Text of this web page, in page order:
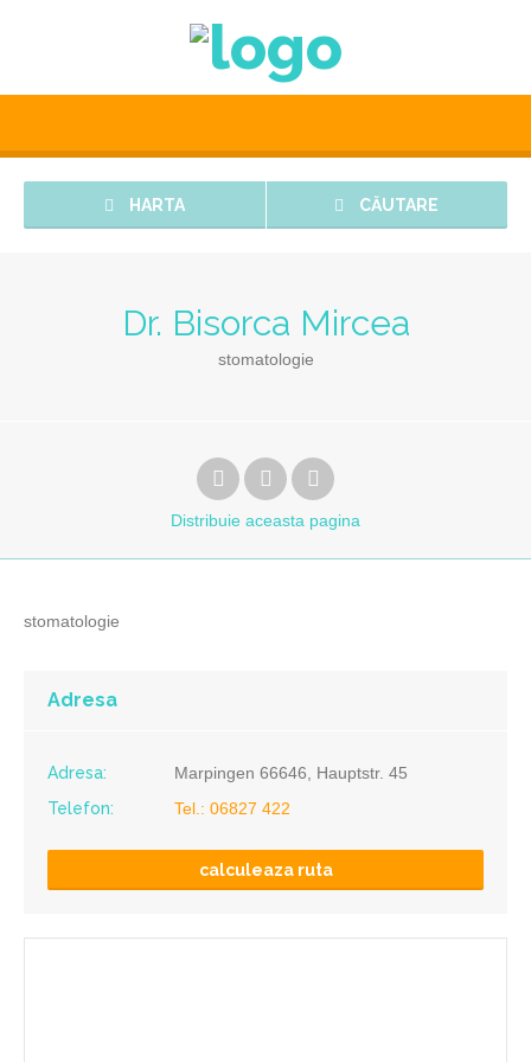
HARTA CĂUTARE
Dr. Bisorca Mircea
stomatologie
Distribuie aceasta pagina
stomatologie
Adresa
Adresa:
Marpingen 66646, Hauptstr. 45
Telefon:
Tel.: 06827 422
calculeaza ruta